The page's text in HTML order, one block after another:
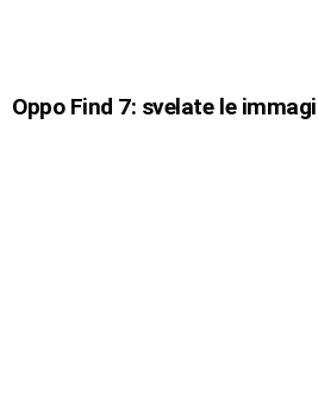
Oppo Find 7: svelate le